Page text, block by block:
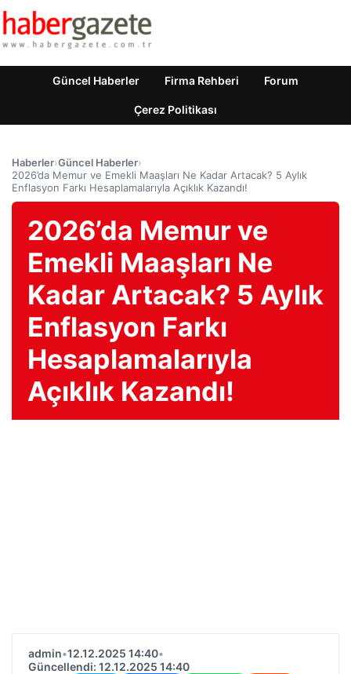
Güncel Haberler Firma Rehberi Forum
Çerez Politikası
Haberler›Güncel Haberler›
2026’da Memur ve Emekli Maaşları Ne Kadar Artacak? 5 Aylık
Enflasyon Farkı Hesaplamalarıyla Açıklık Kazandı!
2026’da Memur ve
Emekli Maaşları Ne
Kadar Artacak? 5 Aylık
Enflasyon Farkı
Hesaplamalarıyla
Açıklık Kazandı!
admin•12.12.2025 14:40•
Güncellendi: 12.12.2025 14:40